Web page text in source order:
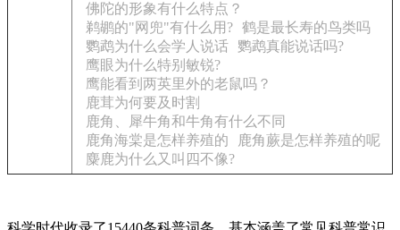
佛陀的形象有什么特点？
鹈鹕的"网兜"有什么用? 鹤是最长寿的鸟类吗
鹦鹉为什么会学人说话
鹦鹉真能说话吗?
鹰眼为什么特别敏锐?
鹰能看到两英里外的老鼠吗？
鹿茸为何要及时割
鹿角、犀牛角和牛角有什么不同
鹿角海棠是怎样养殖的
鹿角蕨是怎样养殖的呢
麋鹿为什么又叫四不像?